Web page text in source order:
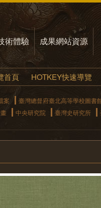
術體驗 成果網站資源
首頁 HOTKEY快速導覽
案
臺灣總督府臺北高等學校圖書
中央研究院 臺灣史研究所